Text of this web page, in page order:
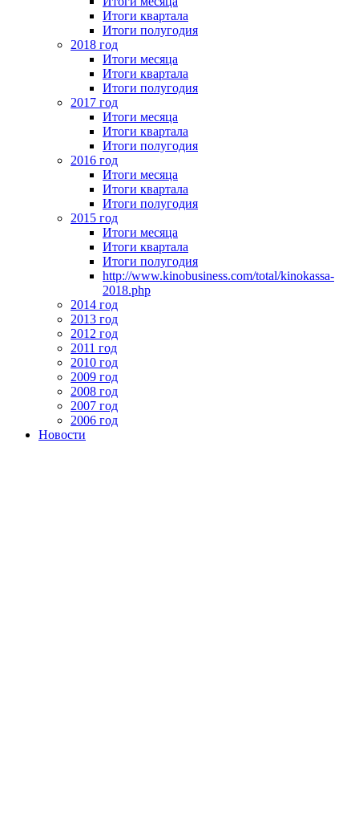
Итоги квартала
Итоги полугодия
2018 год
Итоги месяца
Итоги квартала
Итоги полугодия
2017 год
Итоги месяца
Итоги квартала
Итоги полугодия
2016 год
Итоги месяца
Итоги квартала
Итоги полугодия
2015 год
Итоги месяца
Итоги квартала
Итоги полугодия
http://www.kinobusiness.com/total/kinokassa-
2018.php
2014 год
2013 год
2012 год
2011 год
2010 год
2009 год
2008 год
2007 год
2006 год
Новости